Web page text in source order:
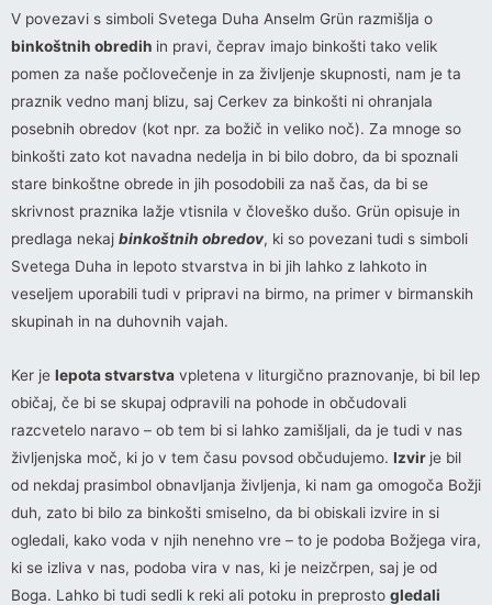
V povezavi s simboli Svetega Duha Anselm Grün razmišlja o
binkoštnih obredih in pravi, čeprav imajo binkošti tako velik
pomen za naše počlovečenje in za življenje skupnosti, nam je ta
praznik vedno manj blizu, saj Cerkev za binkošti ni ohranjala
posebnih obredov (kot npr. za božič in veliko noč). Za mnoge so
binkošti zato kot navadna nedelja in bi bilo dobro, da bi spoznali
stare binkoštne obrede in jih posodobili za naš čas, da bi se
skrivnost praznika lažje vtisnila v človeško dušo. Grün opisuje in
predlaga nekaj binkoštnih obredov, ki so povezani tudi s simboli
Svetega Duha in lepoto stvarstva in bi jih lahko z lahkoto in
veseljem uporabili tudi v pripravi na birmo, na primer v birmanskih
skupinah in na duhovnih vajah.
Ker je lepota stvarstva vpletena v liturgično praznovanje, bi bil lep
običaj, če bi se skupaj odpravili na pohode in občudovali
razcvetelo naravo – ob tem bi si lahko zamišljali, da je tudi v nas
življenjska moč, ki jo v tem času povsod občudujemo. Izvir je bil
od nekdaj prasimbol obnavljanja življenja, ki nam ga omogoča Božji
duh, zato bi bilo za binkošti smiselno, da bi obiskali izvire in si
ogledali, kako voda v njih nenehno vre – to je podoba Božjega vira,
ki se izliva v nas, podoba vira v nas, ki je neizčrpen, saj je od
Boga. Lahko bi tudi sedli k reki ali potoku in preprosto gledali